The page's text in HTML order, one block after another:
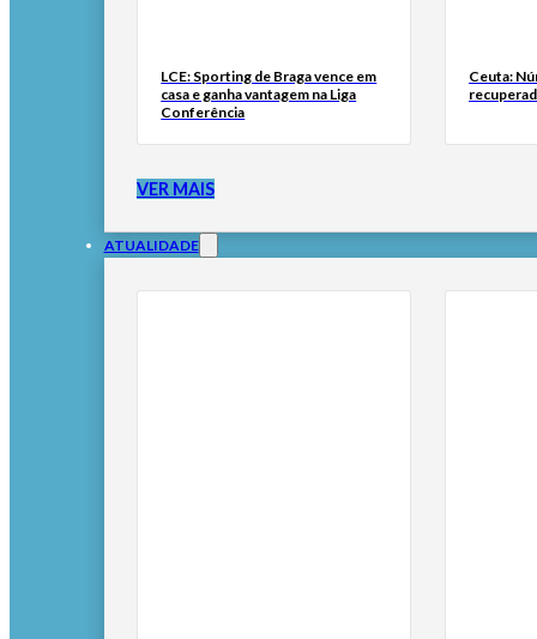
LCE: Sporting de Braga vence em
casa e ganha vantagem na Liga
Conferência
Ceuta:
VER MAIS
ATUALIDADE